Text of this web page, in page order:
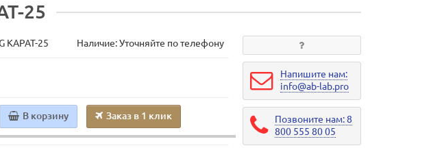
25
КАРАТ-25 Наличие: Уточняйте по телефону
В корзину Заказ в 1 клик
Напишите нам:
info@ab-lab.pro
Позвоните нам: 8
800 555 80 05